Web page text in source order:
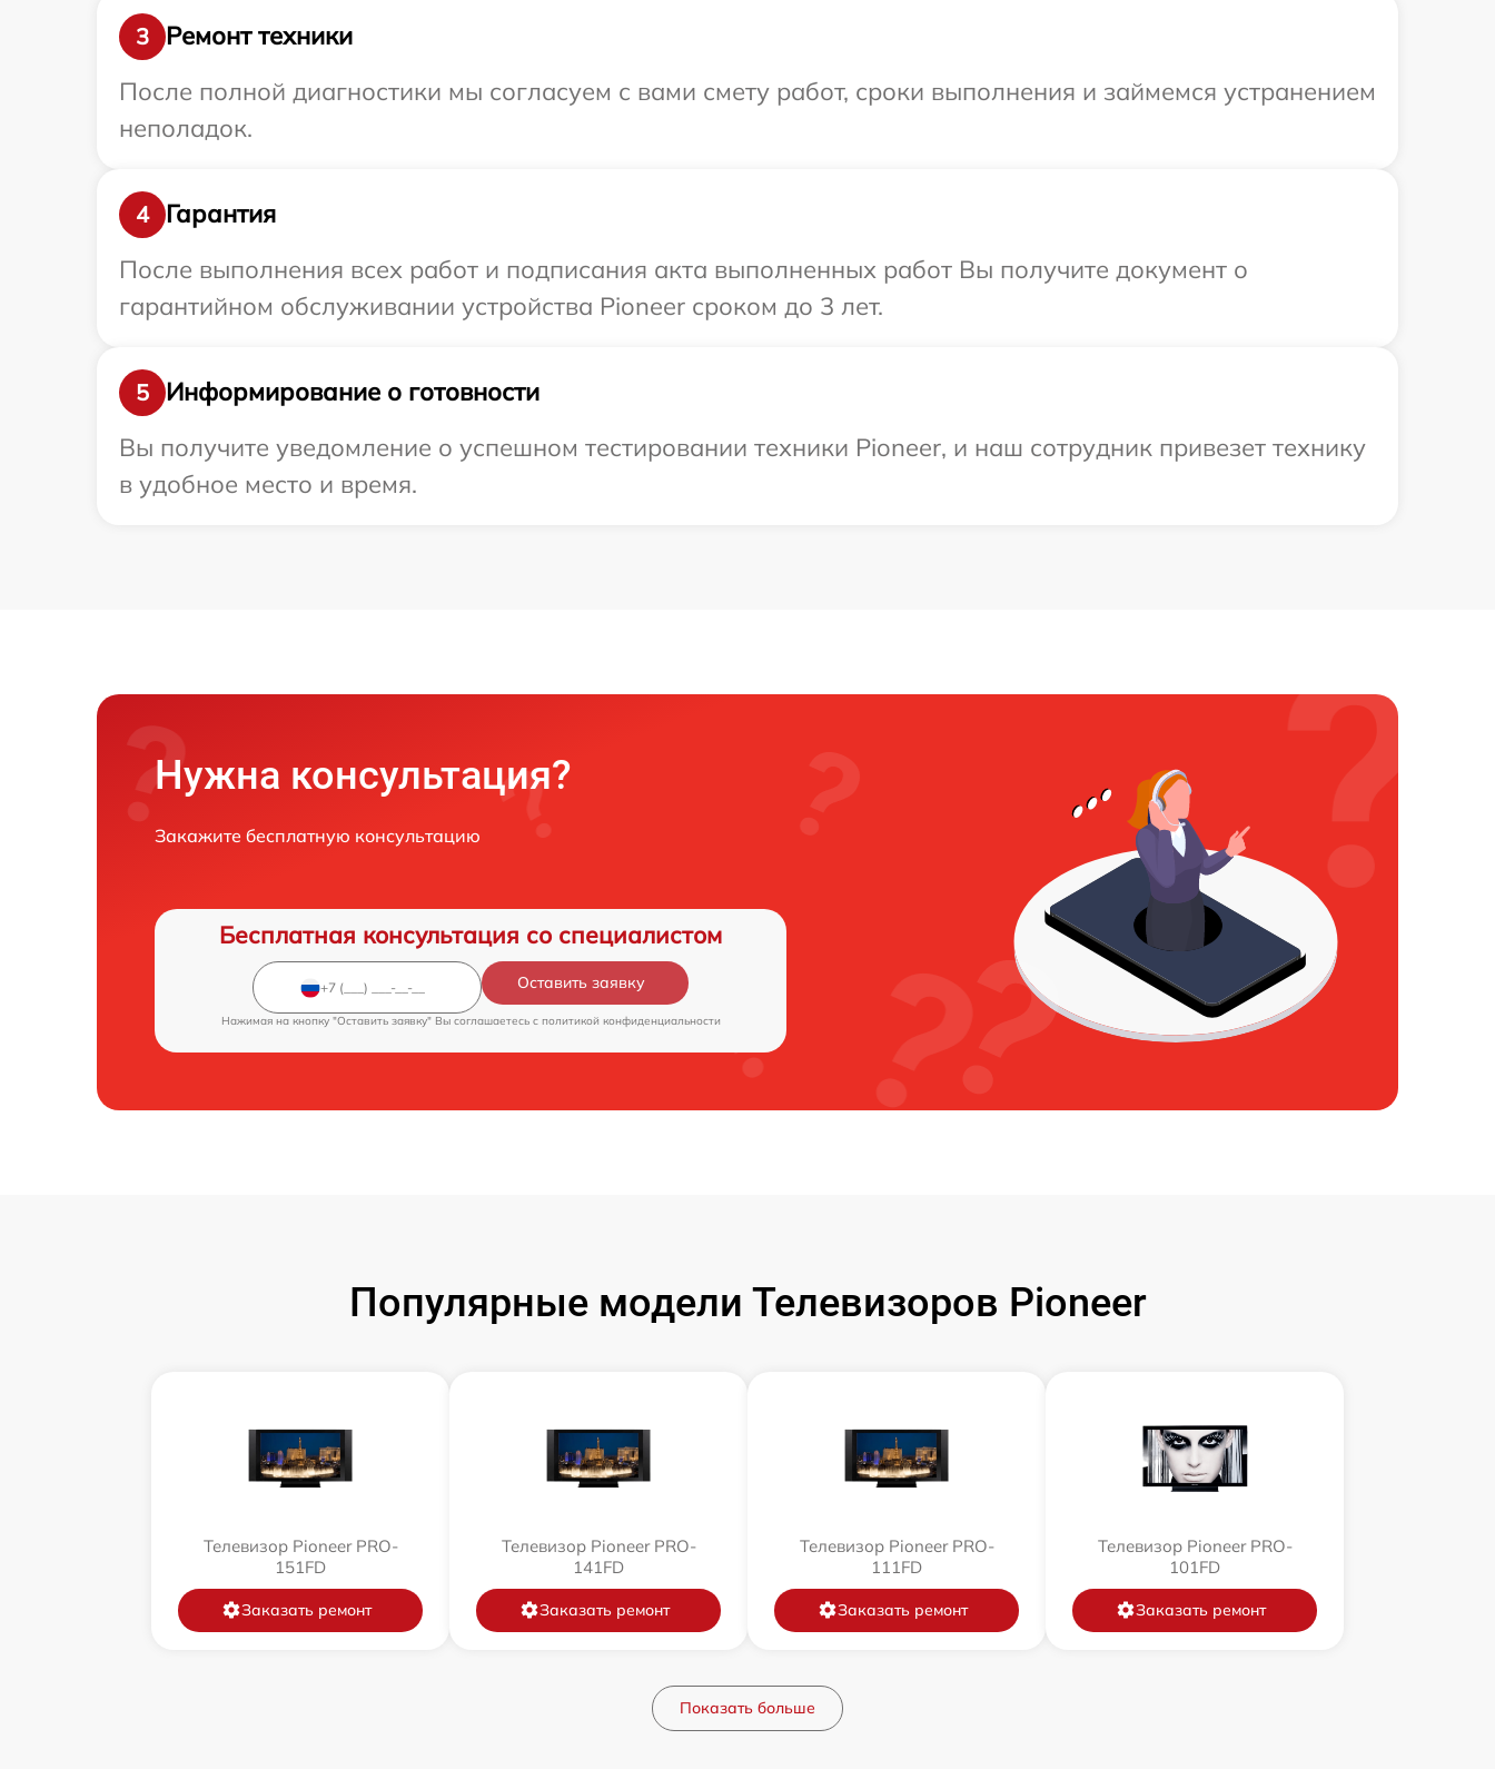
3
Ремонт техники
После полной диагностики мы согласуем с вами смету работ, сроки выполнения и займемся устранением
неполадок.
4
Гарантия
После выполнения всех работ и подписания акта выполненных работ Вы получите документ о
гарантийном обслуживании устройства Pioneer сроком до 3 лет.
5
Информирование о готовности
Вы получите уведомление о успешном тестировании техники Pioneer, и наш сотрудник привезет технику
в удобное место и время.
Нужна консультация?
Закажите бесплатную консультацию
Бесплатная консультация со специалистом
Оставить заявку
Нажимая на кнопку "Оставить заявку" Вы соглашаетесь c политикой конфиденциальности
Популярные модели Телевизоров Pioneer
Телевизор Pioneer PRO-
151FD
Заказать ремонт
Телевизор Pioneer PRO-
141FD
Заказать ремонт
Телевизор Pioneer PRO-
111FD
Заказать ремонт
Телевизор Pioneer PRO-
101FD
Заказать ремонт
Показать больше